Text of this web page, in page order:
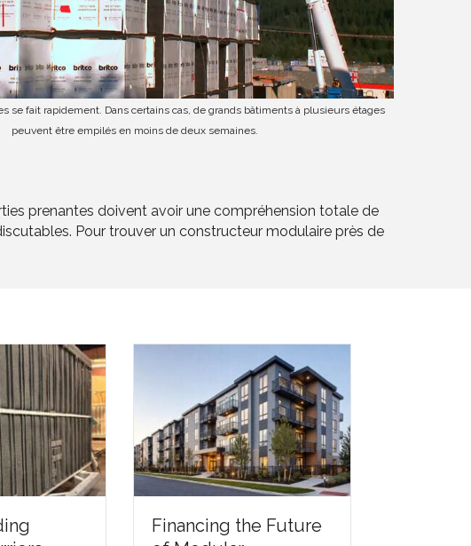
se fait rapidement. Dans certains cas, de grands bâtiments à plusieurs étages
peuvent être empilés en moins de deux semaines.
prenantes doivent avoir une compréhension totale de
Pour trouver un constructeur modulaire près de
the Future
Building Customized